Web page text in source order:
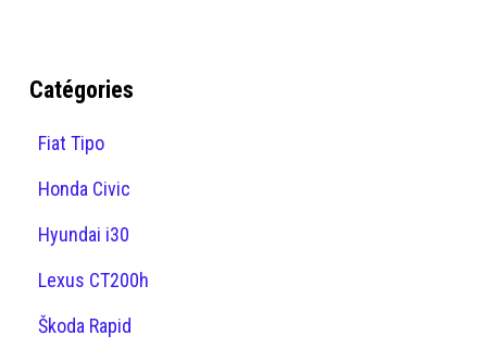
Catégories
Fiat Tipo
Honda Civic
Hyundai i30
Lexus CT200h
Škoda Rapid